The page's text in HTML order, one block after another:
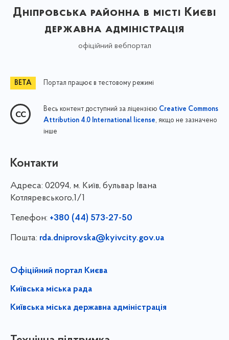
Дніпровська районна в місті Києві
державна адміністрація
офіційний вебпортал
Портал працює в тестовому режимі
Весь контент доступний за ліцензією Creative Commons
Attribution 4.0 International license, якщо не зазначено
інше
Контакти
Адреса: 02094, м. Київ, бульвар Івана
Котляревського,1/1
Телефон: +380 (44) 573-27-50
Пошта: rda.dniprovska@kyivcity.gov.ua
Офіційний портал Києва
Київська міська рада
Київська міська державна адміністрація